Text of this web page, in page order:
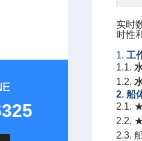
实时
时性
1. 工
1.1.
1.2.
2. 船
2.1.
2.2.
2.3.